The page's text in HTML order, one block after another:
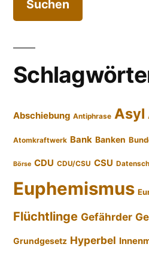
Abschiebung Antiphrase Asyl
Atomkraftwerk Bank Banken
Börse CDU CDU/CSU CSU
Euphemismus
Flüchtlinge Gefährder
Grundgesetz Hyperbel